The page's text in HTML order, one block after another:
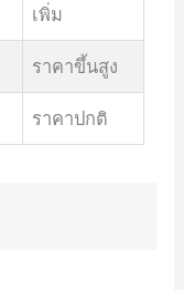
เพิ่ม
ราคาขึ้นสูง
ราคาปกติ